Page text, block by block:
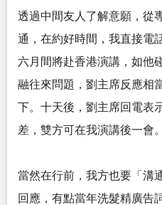
透過中間友人了解意願，從
通，在約好時間，我直接電
六月間將赴香港演講，如他
融往來問題，劉主席反應相
下。十天後，劉主席回電表
差，雙方可在我演講後一會。
當然在行前，我方也要「溝
回應，有點當年洗髮精廣告